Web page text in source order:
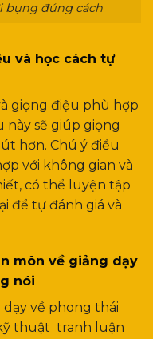
bụng đúng cách
và học cách tự
giọng điệu phù hợp
này sẽ giúp giọng
hơn. Chú ý điều
với không gian và
có thể luyện tập
để tự đánh giá và
môn về giảng dạy
nói
dạy về phong thái
thuật tranh luận